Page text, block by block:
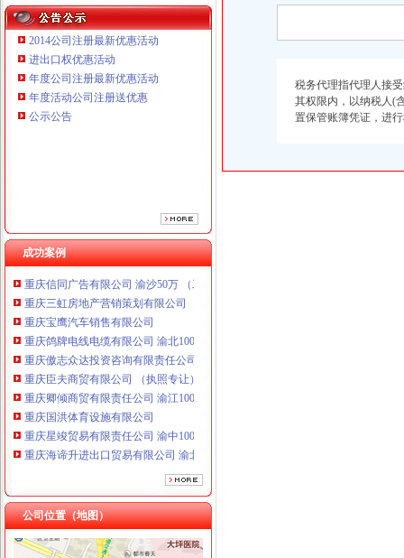
本站导航
2014公司注册最新优惠活动
进出口权优惠活动
年度公司注册最新优惠活动
年度活动公司注册送优惠
公示公告
成功案例
重庆鸽牌电线电缆有限公司 渝北10010万 (进出口权)
重庆卿倾商贸有限责任公司 渝江100万 （工商注册）
重庆星竣贸易有限责任公司 渝中100万 （进出口权）
重庆海谛升进出口贸易有限公司 渝北100万 （进出口权）
重庆奕欣锦诚商贸有限公司 渝九50万 （工商注册）
重庆信同广告有限公司 渝沙50万 （工商注册）
重庆三虹房地产营销策划有限公司
重庆宝鹰汽车销售有限公司
重庆鸽牌电线电缆有限公司 渝北10010万 (进出口权)
重庆傲志众达投资咨询有限责任公司 渝九1000万 （增资）
重庆臣夫商贸有限公司 （执照专让）
重庆卿倾商贸有限责任公司 渝江100万 （工商注册）
重庆国洪体育设施有限公司
重庆星竣贸易有限责任公司 渝中100万 （进出口权）
重庆海谛升进出口贸易有限公司 渝北100万 （进出口权）
重庆奕欣锦诚商贸有限公司 渝九50万 （工商注册）
重庆信同广告有限公司 渝沙50万 （工商注册）
重庆三虹房地产营销策划有限公司
重庆宝鹰汽车销售有限公司
公司位置（地图）
税务代理指代理人接
其权限内，以纳税人(
置保管账簿凭证，进